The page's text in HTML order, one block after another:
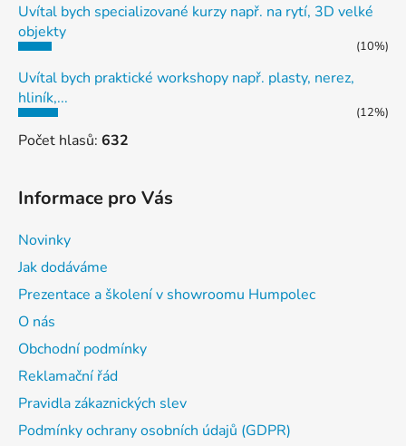
Uvítal bych specializované kurzy např. na rytí, 3D velké
objekty
(10%)
Uvítal bych praktické workshopy např. plasty, nerez,
hliník,...
(12%)
Počet hlasů: 632
Informace pro Vás
Novinky
Jak dodáváme
Prezentace a školení v showroomu Humpolec
O nás
Obchodní podmínky
Reklamační řád
Pravidla zákaznických slev
Podmínky ochrany osobních údajů (GDPR)